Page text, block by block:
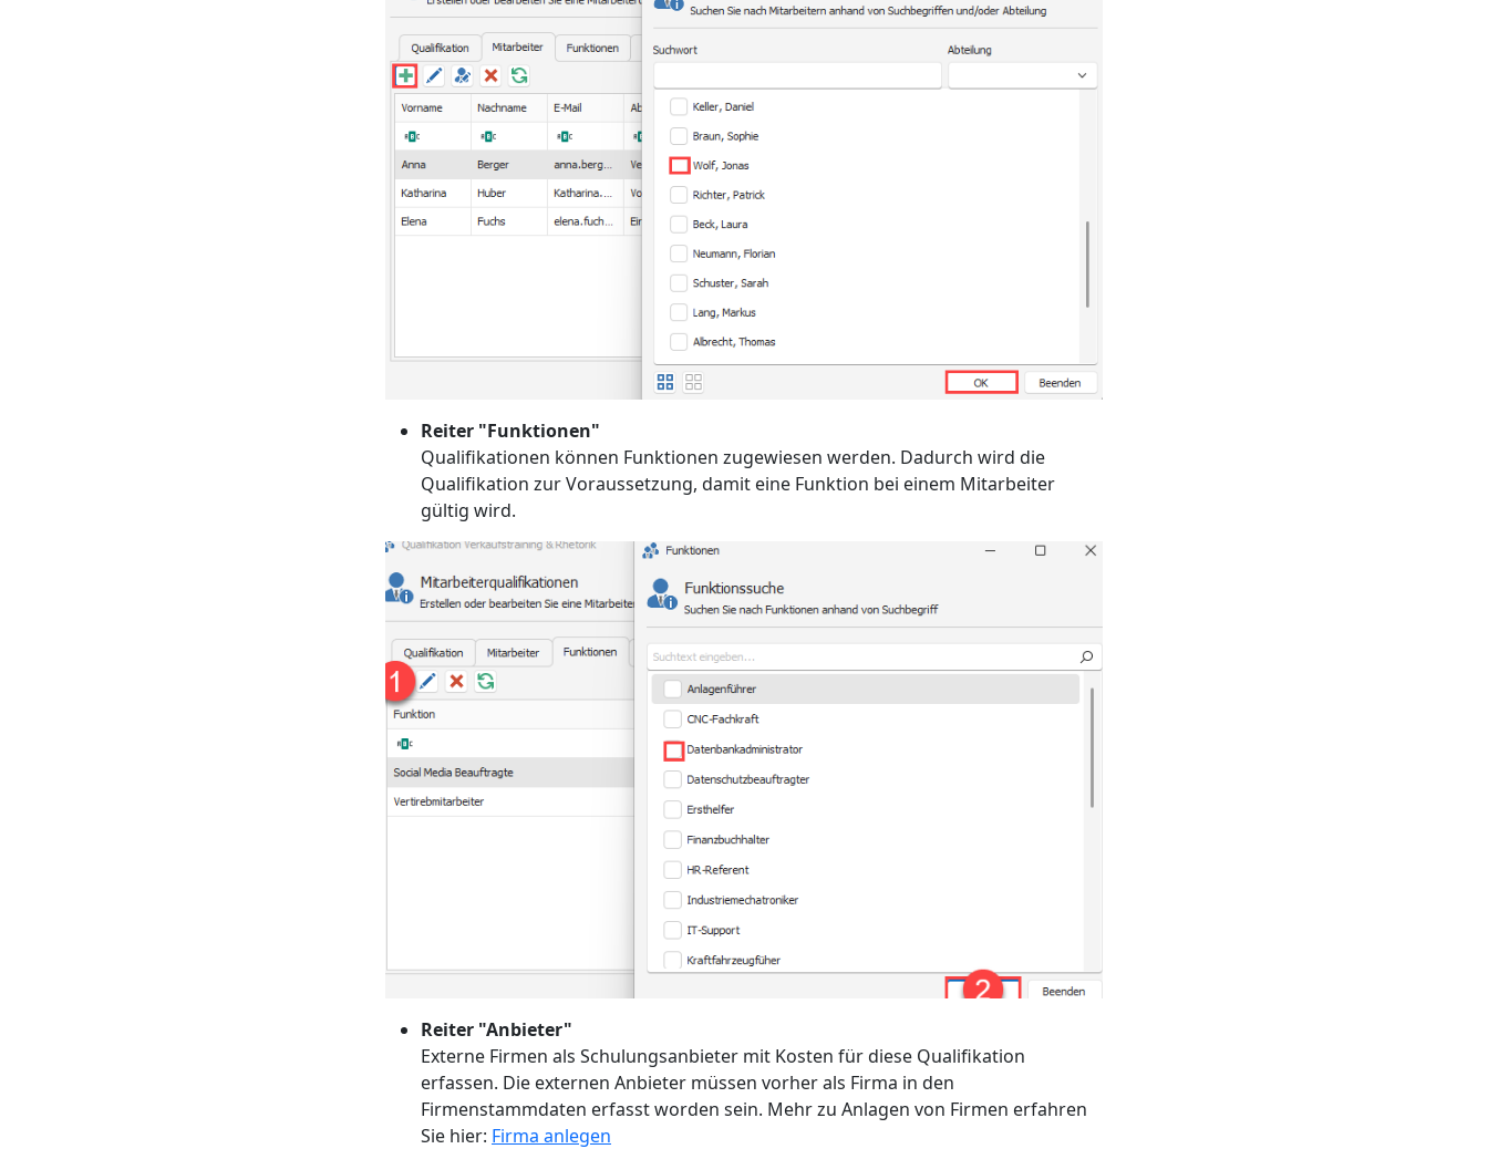
Reiter "Funktionen"
Qualifikationen können Funktionen zugewiesen werden. Dadurch wird die
Qualifikation zur Voraussetzung, damit eine Funktion bei einem Mitarbeiter
gültig wird.
Reiter "Anbieter"
Externe Firmen als Schulungsanbieter mit Kosten für diese Qualifikation
erfassen. Die externen Anbieter müssen vorher als Firma in den
Firmenstammdaten erfasst worden sein. Mehr zu Anlagen von Firmen erfahren
Sie hier: Firma anlegen